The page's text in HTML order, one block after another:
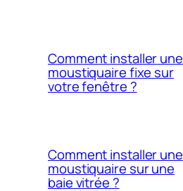
Comment installer une
moustiquaire fixe sur
votre fenêtre ?
Comment installer une
moustiquaire sur une
baie vitrée ?